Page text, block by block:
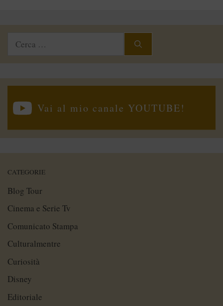
Vai al mio canale YOUTUBE!
CATEGORIE
Blog Tour
Cinema e Serie Tv
Comunicato Stampa
Culturalmentre
Curiosità
Disney
Editoriale